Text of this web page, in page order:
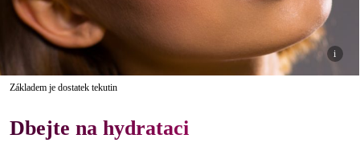
i
Základem je dostatek tekutin
Dbejte na hydrataci